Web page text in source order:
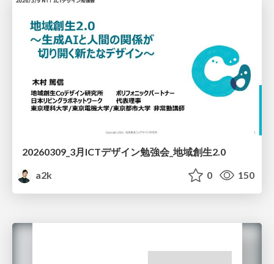
20260309_3月ICTデザイン勉強会_地域創生2.0
a2k
0 150